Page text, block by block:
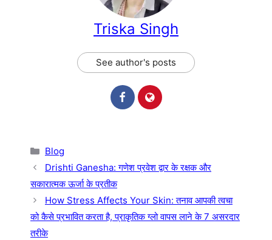
Triska Singh
See author's posts
Categories
Blog
Drishti Ganesha: गणेश प्रवेश द्वार के रक्षक और
सकारात्मक ऊर्जा के प्रतीक
How Stress Affects Your Skin: तनाव आपकी त्वचा
को कैसे प्रभावित करता है, प्राकृतिक ग्लो वापस लाने के 7 असरदार
तरीके